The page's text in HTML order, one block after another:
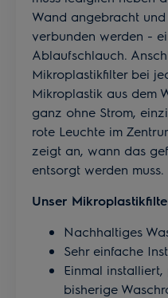
Wand angebracht
verbunden werden -
Ablaufschlauch.
Mikroplastikfilter bei
Mikroplastik aus dem
ganz ohne Strom,
rote Leuchte im
zeigt an, wann das
entsorgt werden muss.
Unser
Nachhaltiges
Sehr einfache
Einmal
bisherige